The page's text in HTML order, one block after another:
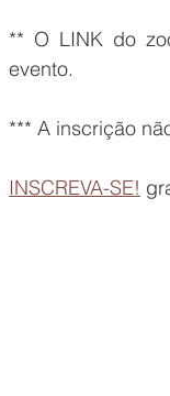
** O LINK do
evento.
*** A inscrição
INSCREVA-SE!